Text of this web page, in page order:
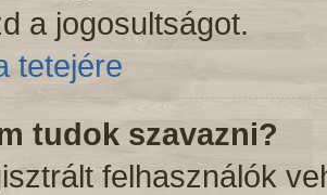
a jogosultságot.
tetejére
tudok szavazni?
felhasználók